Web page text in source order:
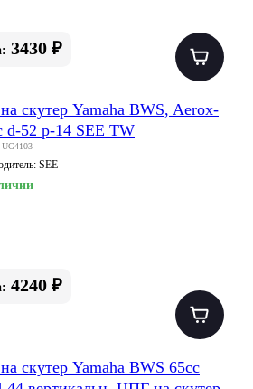
3430 ₽
скутер Yamaha BWS, Aerox-
d-52 p-14 SEE TW
SEE
4240 ₽
скутер Yamaha BWS 65cc